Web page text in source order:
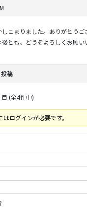
しこまりました。ありがとうご
後とも、どうぞよろしくお願い
投稿
(全4件中)
ログインが必要です。